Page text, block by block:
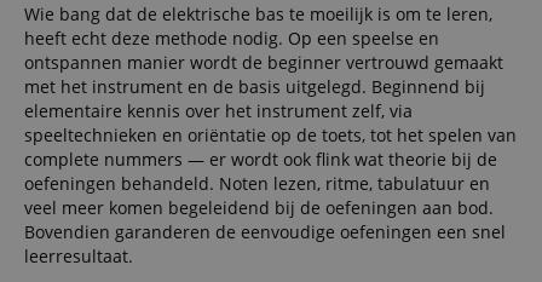
Wie bang dat de elektrische bas te moeilijk is om te leren,
heeft echt deze methode nodig. Op een speelse en
ontspannen manier wordt de beginner vertrouwd gemaakt
met het instrument en de basis uitgelegd. Beginnend bij
elementaire kennis over het instrument zelf, via
speeltechnieken en oriëntatie op de toets, tot het spelen van
complete nummers — er wordt ook flink wat theorie bij de
oefeningen behandeld. Noten lezen, ritme, tabulatuur en
veel meer komen begeleidend bij de oefeningen aan bod.
Bovendien garanderen de eenvoudige oefeningen een snel
leerresultaat.